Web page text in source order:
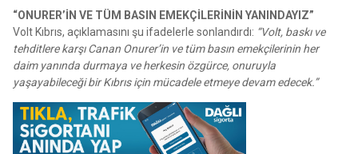
“ONURER’İN VE TÜM BASIN EMEKÇİLERİNİN YANINDAYIZ”
Volt Kıbrıs, açıklamasını şu ifadelerle sonlandırdı: “Volt, baskı ve
tehditlere karşı Canan Onurer’in ve tüm basın emekçilerinin her
daim yanında durmaya ve herkesin özgürce, onuruyla
yaşayabileceği bir Kıbrıs için mücadele etmeye devam edecek.”